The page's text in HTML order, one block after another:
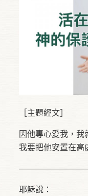
［主題經文］
因他專心愛我，我
我要把他安置在高
耶穌說：